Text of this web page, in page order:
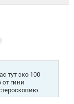
тут эко 100
гини